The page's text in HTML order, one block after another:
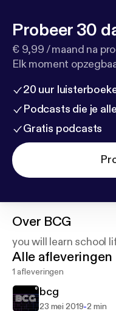
Probeer 30
€ 9,99 / maand na
Elk moment
20 uur
Podcasts die je
Gratis podcasts
Over BCG
you will learn school
Alle afleveringen
1 afleveringen
bcg
23 mei 2019-2 min